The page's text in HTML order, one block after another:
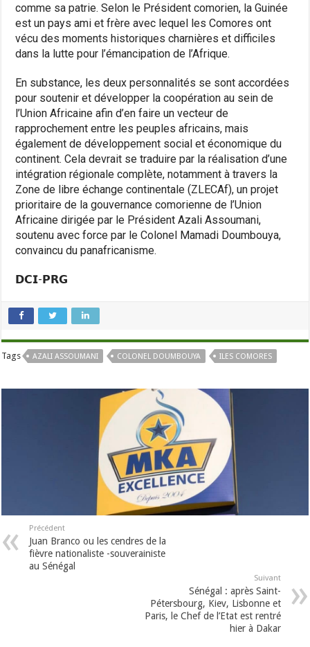
comme sa patrie. Selon le Président comorien, la Guinée
est un pays ami et frère avec lequel les Comores ont
vécu des moments historiques charnières et difficiles
dans la lutte pour l’émancipation de l’Afrique.
En substance, les deux personnalités se sont accordées
pour soutenir et développer la coopération au sein de
l’Union Africaine afin d’en faire un vecteur de
rapprochement entre les peuples africains, mais
également de développement social et économique du
continent. Cela devrait se traduire par la réalisation d’une
intégration régionale complète, notamment à travers la
Zone de libre échange continentale (ZLECAf), un projet
prioritaire de la gouvernance comorienne de l’Union
Africaine dirigée par le Président Azali Assoumani,
soutenu avec force par le Colonel Mamadi Doumbouya,
convaincu du panafricanisme.
𝗗𝗖𝗜-𝗣𝗥𝗚
Tags AZALI ASSOUMANI COLONEL DOUMBOUYA ILES COMORES
Précédent
Juan Branco ou les cendres de la
fièvre nationaliste -souverainiste
au Sénégal
Suivant
Sénégal : après Saint-
Pétersbourg, Kiev, Lisbonne et
Paris, le Chef de l’Etat est rentré
hier à Dakar